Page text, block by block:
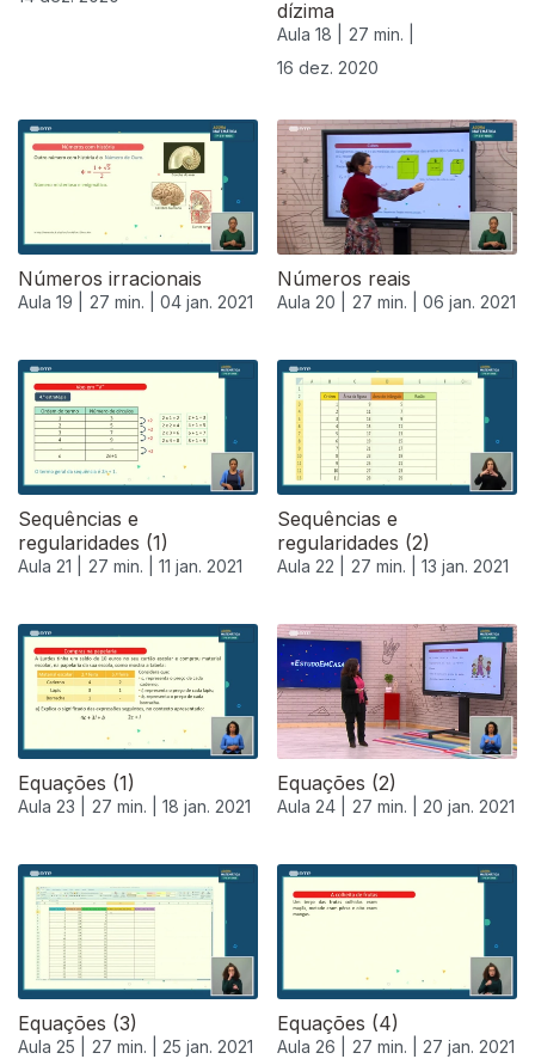
dízima
Aula 18 |
27 min. |
16 dez. 2020
Números irracionais
Aula 19 | 27 min. | 04 jan. 2021
Números reais
Aula 20 | 27 min. | 06 jan. 2021
Sequências e
regularidades (1)
Aula 21 | 27 min. | 11 jan. 2021
Sequências e
regularidades (2)
Aula 22 | 27 min. | 13 jan. 2021
Equações (1)
Aula 23 | 27 min. | 18 jan. 2021
Equações (2)
Aula 24 | 27 min. | 20 jan. 2021
518997
Equações (3)
Aula 25 | 27 min. | 25 jan. 2021
Equações (4)
Aula 26 | 27 min. | 27 jan. 2021